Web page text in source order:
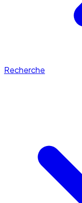
Recherche